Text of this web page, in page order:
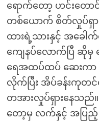
ရောက်တော့ ဟင်းတော
တစ်ယောက် စိတ်လှုပ်ရှာ
ထားရဲ့သားနှင့် အခေါ
ကျေနပ်လောက်ပြီ ဆိုမှ
ရေအထပ်ထပ် ဆေးကာ
လိုက်ပြီး အိပ်ခန်းကုတ
တအားလှုပ်ရှားနေသည်
တော့မှ လက်နှင့် အပြည့်